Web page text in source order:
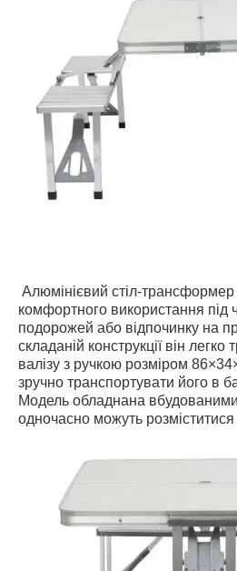
Алюмінієвий стіл-
комфортного використання під
подорожей або відпочинку на
складаній конструкції він
валізу з ручкою розміром
зручно транспортувати його в
Модель обладнана
одночасно можуть розміститися